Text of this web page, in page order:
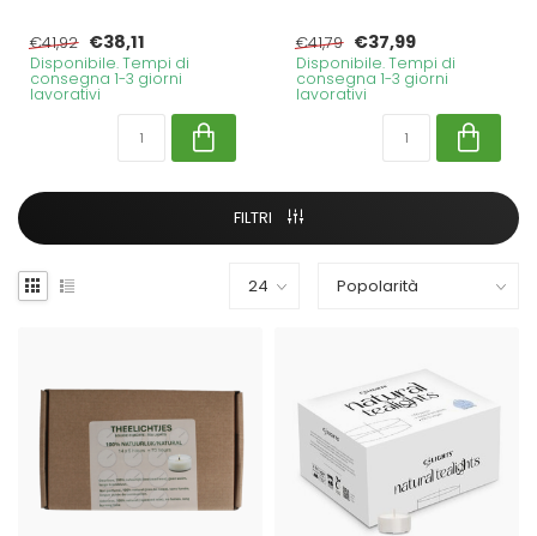
€41,92 €38,11
Disponibile. Tempi di
consegna 1-3 giorni
lavorativi
€41,79 €37,99
Disponibile. Tempi di
consegna 1-3 giorni
lavorativi
FILTRI